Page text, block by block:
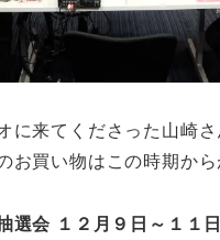
に来てくださった山崎
お買い物はこの時期か
選会 １２月９日～１１